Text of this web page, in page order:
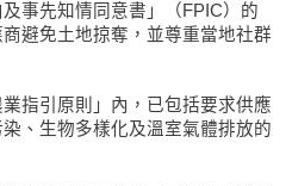
事先知情同意書」（FPIC）的
避免土地掠奪，並尊重當地社群
指引原則」內，已包括要求供應
、生物多樣化及溫室氣體排放的